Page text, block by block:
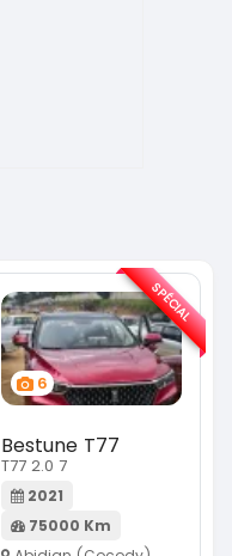
6
Bestune T77
T77 2.0 7
2021
75000 Km
SPÉCIAL